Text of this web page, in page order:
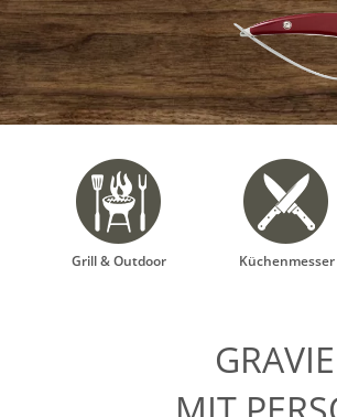
Grill & Outdoor Küchenmesser